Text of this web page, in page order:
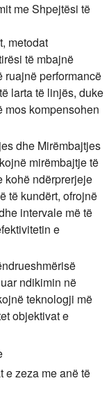
me Shpejtësi të
metodat
të mbajnë
ruajnë performancë
larta të linjës, duke
mos kompensohen
dhe Mirëmbajtjes
mirëmbajtje të
kohë ndërprerjeje
të kundërt, ofrojnë
intervale më të
e
ndikimin në
teknologji më
objektivat e
e zeza me anë të